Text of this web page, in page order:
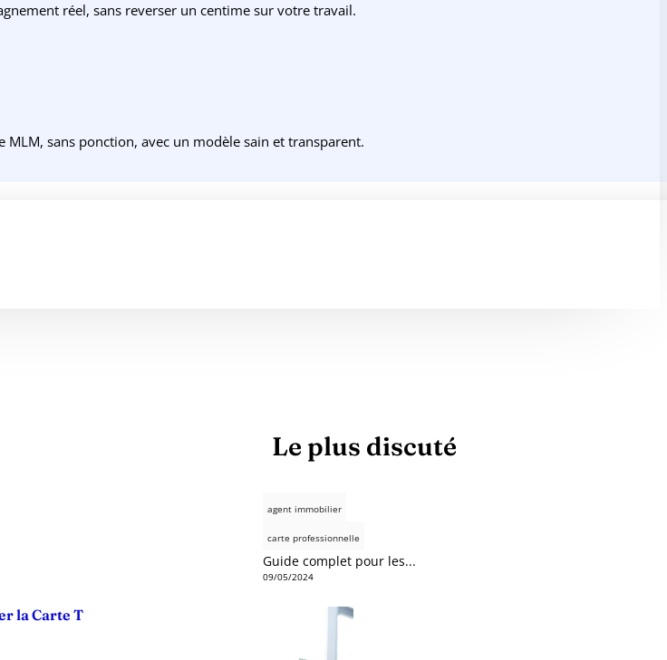
réel, sans reverser un centime sur votre travail.
MLM, sans ponction, avec un modèle sain et transparent.
la Carte T
Le plus discuté
agent immobilier
carte professionnelle
Guide complet pour les...
09/05/2024